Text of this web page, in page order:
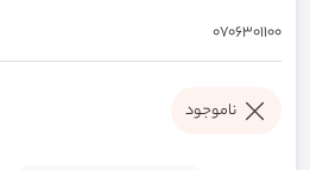
0706301100
ناموجود